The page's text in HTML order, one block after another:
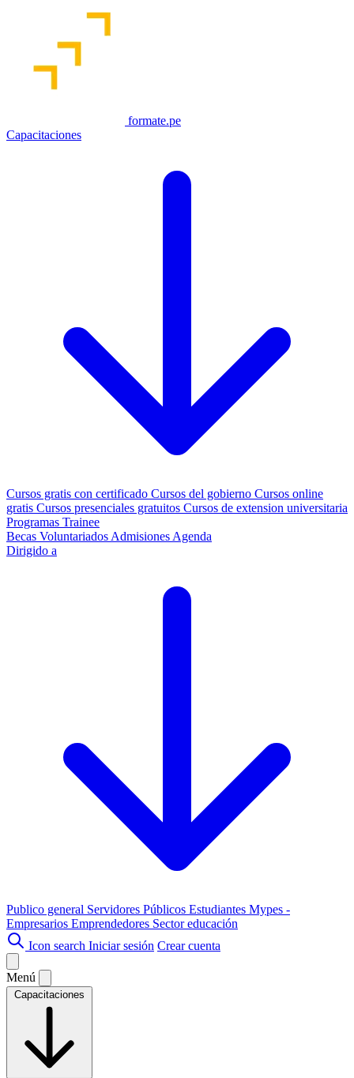
formate.pe
Capacitaciones
Cursos gratis con certificado Cursos del gobierno Cursos online
gratis Cursos presenciales gratuitos Cursos de extension universitaria
Programas Trainee
Becas Voluntariados Admisiones Agenda
Dirigido a
Publico general Servidores Públicos Estudiantes Mypes -
Empresarios Emprendedores Sector educación
Icon search Iniciar sesión Crear cuenta
Menú
Capacitaciones